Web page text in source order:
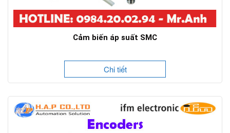
Cảm biến áp suất SMC
Chi tiết